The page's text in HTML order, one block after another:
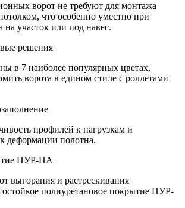
ворот не требуют для монтажа
что особенно уместно при
на участок или под навес.
решения
в 7 наиболее популярных цветах,
ворота в едином стиле с роллетами
профилей к нагрузкам и
деформации полотна.
ПУР-ПА
выгорания и растрескивания
полиуретановое покрытие ПУР-